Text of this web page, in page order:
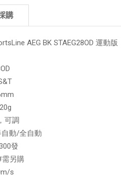
購
AEG BK STAEG28OD 運動版
可調
動/全自動
發
需另購
s